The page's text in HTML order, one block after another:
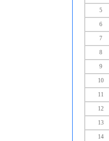
5
6
7
8
9
10
11
12
13
14